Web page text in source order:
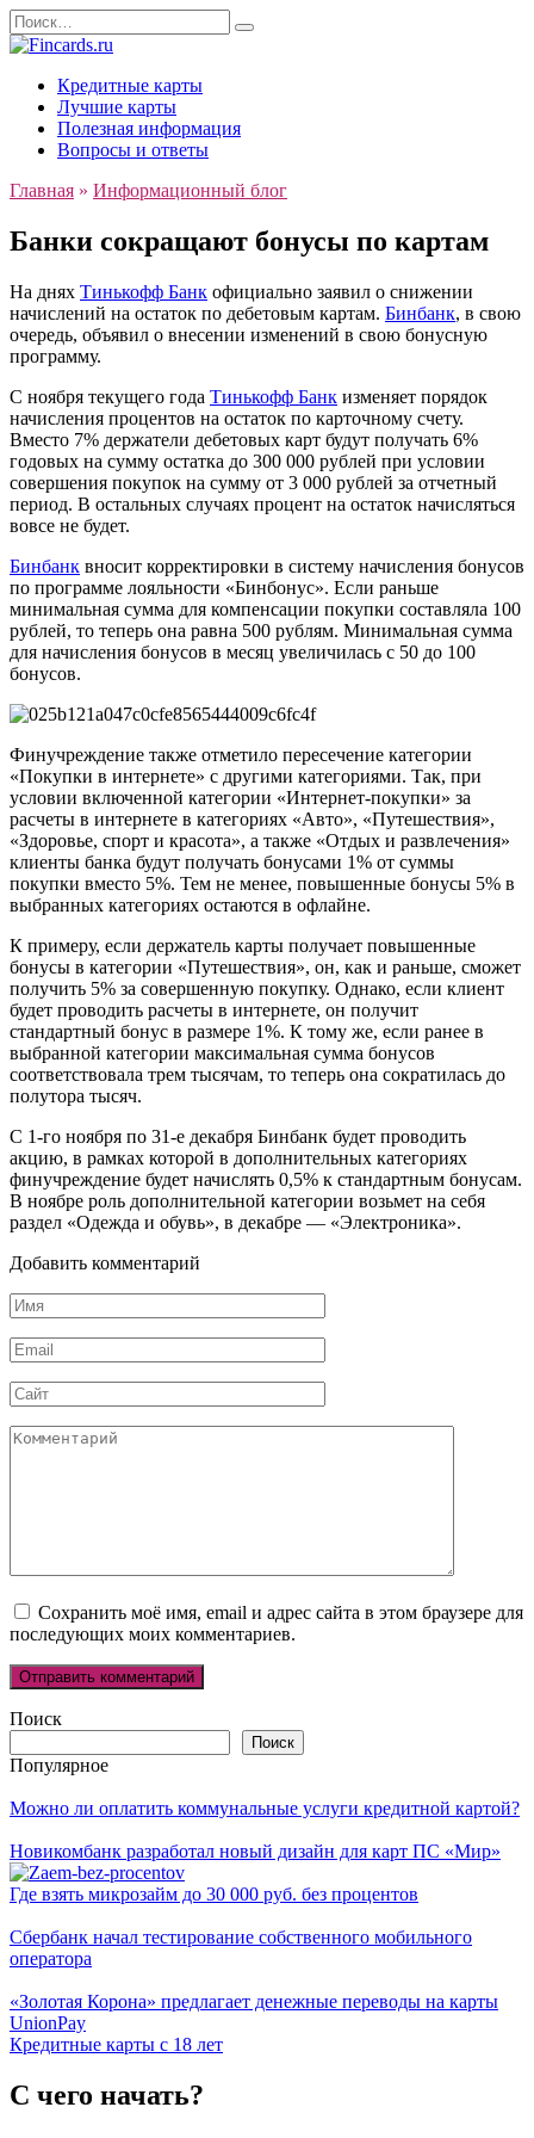
Перейти
к
Search
for:
Кредитные карты
Лучшие карты
Полезная информация
Вопросы и ответы
Главная » Информационный блог
Банки сокращают бонусы по картам
На днях Тинькофф Банк официально заявил о снижении
начислений на остаток по дебетовым картам. Бинбанк, в свою
очередь, объявил о внесении изменений в свою бонусную
программу.
С ноября текущего года Тинькофф Банк изменяет порядок
начисления процентов на остаток по карточному счету.
Вместо 7% держатели дебетовых карт будут получать 6%
годовых на сумму остатка до 300 000 рублей при условии
совершения покупок на сумму от 3 000 рублей за отчетный
период. В остальных случаях процент на остаток начисляться
вовсе не будет.
Бинбанк вносит корректировки в систему начисления бонусов
по программе лояльности «Бинбонус». Если раньше
минимальная сумма для компенсации покупки составляла 100
рублей, то теперь она равна 500 рублям. Минимальная сумма
для начисления бонусов в месяц увеличилась с 50 до 100
бонусов.
Финучреждение также отметило пересечение категории
«Покупки в интернете» с другими категориями. Так, при
условии включенной категории «Интернет-покупки» за
расчеты в интернете в категориях «Авто», «Путешествия»,
«Здоровье, спорт и красота», а также «Отдых и развлечения»
клиенты банка будут получать бонусами 1% от суммы
покупки вместо 5%. Тем не менее, повышенные бонусы 5% в
выбранных категориях остаются в офлайне.
К примеру, если держатель карты получает повышенные
бонусы в категории «Путешествия», он, как и раньше, сможет
получить 5% за совершенную покупку. Однако, если клиент
будет проводить расчеты в интернете, он получит
стандартный бонус в размере 1%. К тому же, если ранее в
выбранной категории максимальная сумма бонусов
соответствовала трем тысячам, то теперь она сократилась до
полутора тысяч.
С 1-го ноября по 31-е декабря Бинбанк будет проводить
акцию, в рамках которой в дополнительных категориях
финучреждение будет начислять 0,5% к стандартным бонусам.
В ноябре роль дополнительной категории возьмет на себя
раздел «Одежда и обувь», в декабре — «Электроника».
Добавить комментарий
Имя
*
Email
*
Сайт
Комментарий
Сохранить моё имя, email и адрес сайта в этом браузере для
последующих моих комментариев.
Поиск
Поиск
Популярное
Можно ли оплатить коммунальные услуги кредитной картой?
Новикомбанк разработал новый дизайн для карт ПС «Мир»
Где взять микрозайм до 30 000 руб. без процентов
Сбербанк начал тестирование собственного мобильного
оператора
«Золотая Корона» предлагает денежные переводы на карты
UnionPay
Кредитные карты с 18 лет
С чего начать?